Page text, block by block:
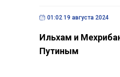
01:02 19 августа 2024
Ильхам и
Путиным